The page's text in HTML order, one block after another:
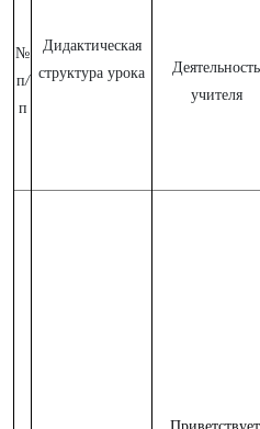
№
п/
п
Дидактическая
структура урока
Деятельность
учителя